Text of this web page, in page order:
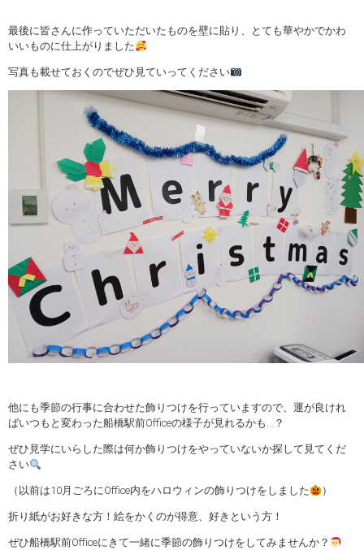
最後に皆さんに作っていただいたものを壁に貼り、とても華やかでかわ
いいものに仕上がりました
写真も載せておくのでぜひ見ていってください
他にも季節の行事に合わせた飾りつけを行っていますので、運が良けれ
ばいつもと変わった船橋駅前Officeの様子が見れるかも…？
ぜひ見学にいらした際は何か飾りつけをやっていないか探して見てくだ
さい
（以前は10月ごろにOffice内をハロウィンの飾りつけをしました ）
折り紙がお好きな方！絵をかくのが得意、好きという方！
ぜひ船橋駅前Officeにきて一緒に季節の飾りつけをしてみませんか？